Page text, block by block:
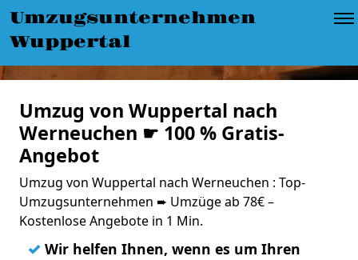
Umzugsunternehmen
Wuppertal
Umzug von Wuppertal nach
Werneuchen ☛ 100 % Gratis-
Angebot
Umzug von Wuppertal nach Werneuchen : Top-
Umzugsunternehmen ➨ Umzüge ab 78€ –
Kostenlose Angebote in 1 Min.
✓ Wir helfen Ihnen, wenn es um Ihren